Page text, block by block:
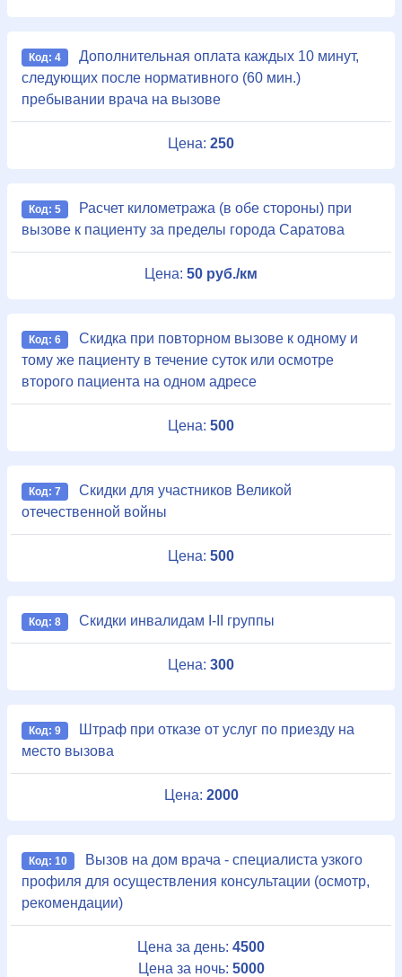
Код: 4
Дополнительная оплата каждых 10 минут,
следующих после нормативного (60 мин.)
пребывании врача на вызове
Цена: 250
Код: 5
Расчет километража (в обе стороны) при
вызове к пациенту за пределы города Саратова
Цена: 50 руб./км
Код: 6
Скидка при повторном вызове к одному и
тому же пациенту в течение суток или осмотре
второго пациента на одном адресе
Цена: 500
Код: 7
Скидки для участников Великой
отечественной войны
Цена: 500
Код: 8 Скидки инвалидам I-II группы
Цена: 300
Код: 9
Штраф при отказе от услуг по приезду на
место вызова
Цена: 2000
Код: 10
Вызов на дом врача - специалиста узкого
профиля для осуществления консультации (осмотр,
рекомендации)
Цена за день: 4500
Цена за ночь: 5000